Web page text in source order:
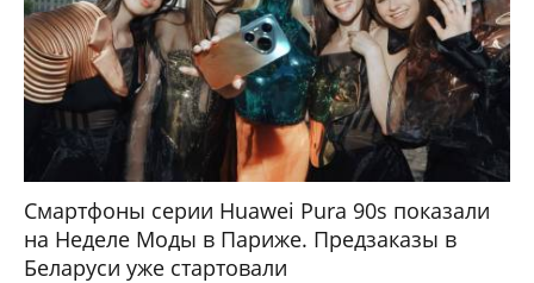
Смартфоны серии Huawei Pura 90s показали
на Неделе Моды в Париже. Предзаказы в
Беларуси уже стартовали